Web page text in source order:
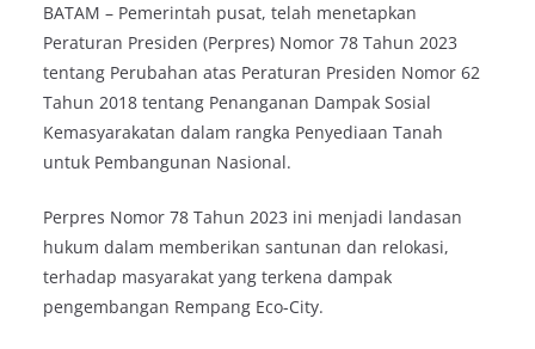
BATAM – Pemerintah pusat, telah menetapkan
Peraturan Presiden (Perpres) Nomor 78 Tahun 2023
tentang Perubahan atas Peraturan Presiden Nomor 62
Tahun 2018 tentang Penanganan Dampak Sosial
Kemasyarakatan dalam rangka Penyediaan Tanah
untuk Pembangunan Nasional.
Perpres Nomor 78 Tahun 2023 ini menjadi landasan
hukum dalam memberikan santunan dan relokasi,
terhadap masyarakat yang terkena dampak
pengembangan Rempang Eco-City.